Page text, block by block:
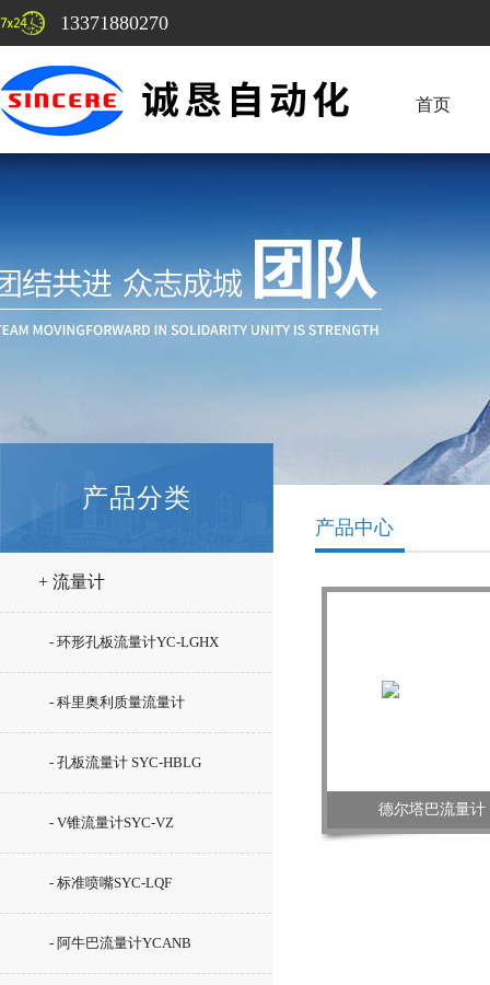
13371880270
首页
产品分类
+ 流量计
- 环形孔板流量计YC-LGHX
- 科里奥利质量流量计
ROTAMASS
- 孔板流量计 SYC-HBLG
- V锥流量计SYC-VZ
- 标准喷嘴SYC-LQF
- 阿牛巴流量计YCANB
产品中心
德尔塔巴流量计